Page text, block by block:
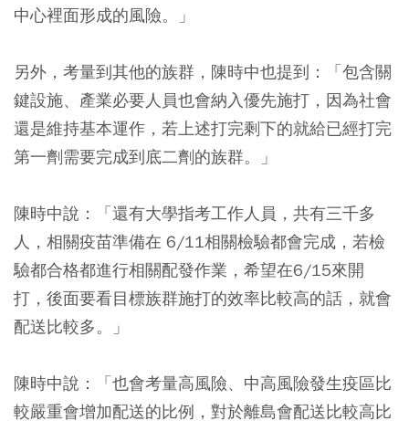
中心裡面形成的風險。」
另外，考量到其他的族群，陳時中也提到：「包含關
鍵設施、產業必要人員也會納入優先施打，因為社會
還是維持基本運作，若上述打完剩下的就給已經打完
第一劑需要完成到底二劑的族群。」
陳時中說：「還有大學指考工作人員，共有三千多
人，相關疫苗準備在 6/11相關檢驗都會完成，若檢
驗都合格都進行相關配發作業，希望在6/15來開
打，後面要看目標族群施打的效率比較高的話，就會
配送比較多。」
陳時中說：「也會考量高風險、中高風險發生疫區比
較嚴重會增加配送的比例，對於離島會配送比較高比